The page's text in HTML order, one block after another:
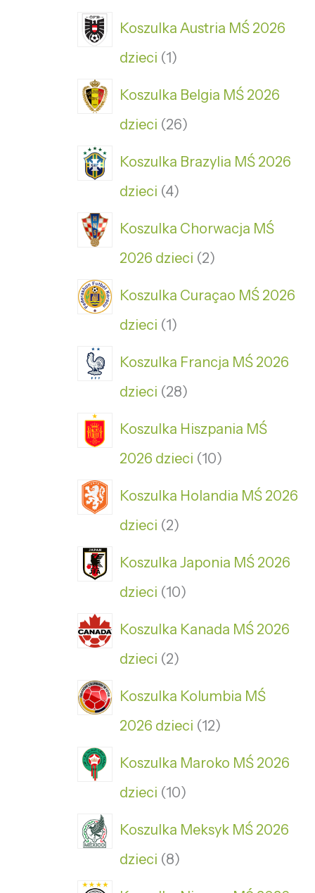
Koszulka Austria MŚ 2026
dzieci 1
Koszulka Belgia MŚ 2026
dzieci 26
Koszulka Brazylia MŚ 2026
dzieci 4
Koszulka Chorwacja MŚ
2026 dzieci 2
Koszulka Curaçao MŚ 2026
dzieci 1
Koszulka Francja MŚ 2026
dzieci 28
Koszulka Hiszpania MŚ
2026 dzieci 10
Koszulka Holandia MŚ 2026
dzieci 2
Koszulka Japonia MŚ 2026
dzieci 10
Koszulka Kanada MŚ 2026
dzieci 2
Koszulka Kolumbia MŚ
2026 dzieci 12
Koszulka Maroko MŚ 2026
dzieci 10
Koszulka Meksyk MŚ 2026
dzieci 8